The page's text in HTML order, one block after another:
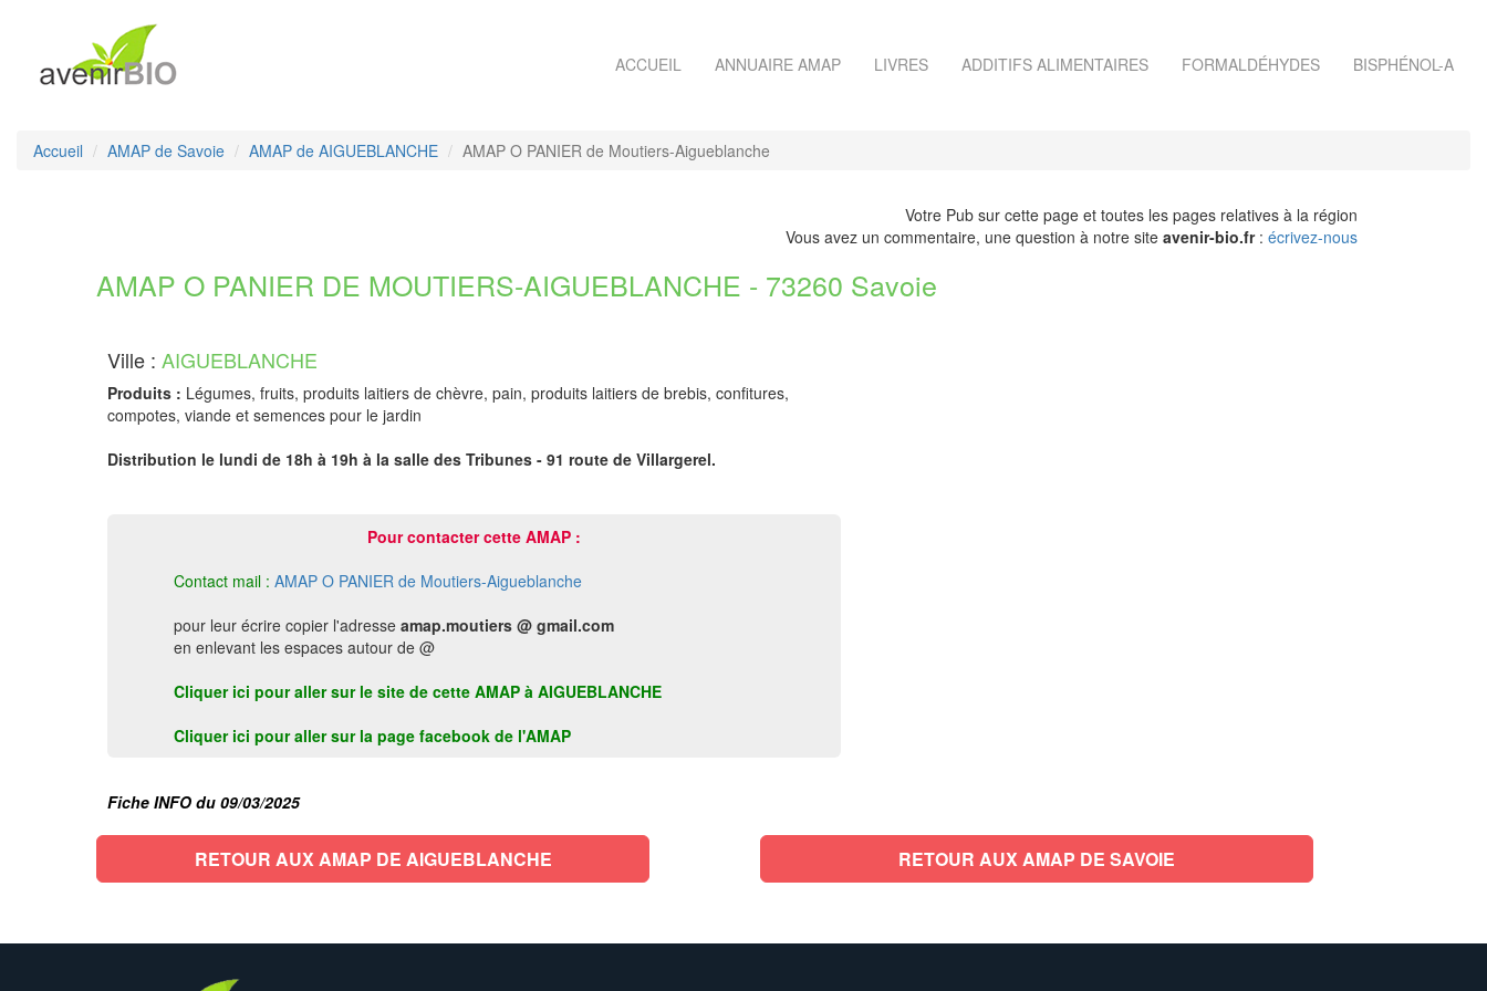
ACCUEIL ANNUAIRE AMAP LIVRES ADDITIFS ALIMENTAIRES FORMALDÉHYDES BISPHÉNOL-A
Accueil AMAP de Savoie AMAP de AIGUEBLANCHE AMAP O PANIER de Moutiers-Aigueblanche
Votre Pub sur cette page et toutes les pages relatives à la région
Vous avez un commentaire, une question à notre site avenir-bio.fr: écrivez-nous
AMAP O PANIER DE MOUTIERS-AIGUEBLANCHE - 73260 Savoie
Ville : AIGUEBLANCHE
Produits : Légumes, fruits, produits laitiers de chèvre, pain, produits laitiers de brebis, confitures,
compotes, viande et semences pour le jardin
Distribution le lundi de 18h à 19h à la salle des Tribunes - 91 route de Villargerel.
Pour contacter cette AMAP :
Contact mail : AMAP O PANIER de Moutiers-Aigueblanche
pour leur écrire copier l'adresse amap.moutiers @ gmail.com
en enlevant les espaces autour de @
Cliquer ici pour aller sur le site de cette AMAP à AIGUEBLANCHE
Cliquer ici pour aller sur la page facebook de l'AMAP
Fiche INFO du 09/03/2025
RETOUR AUX AMAP DE AIGUEBLANCHE RETOUR AUX AMAP DE SAVOIE